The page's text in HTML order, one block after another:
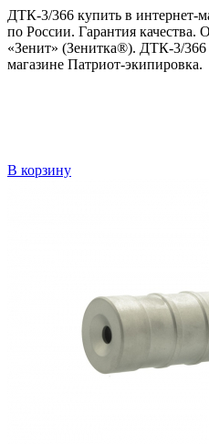
ДТК-3/366 купить в интернет-
по России. Гарантия
«Зенит» (Зенитка®). ДТК-3/366
магазине Патриот-экипировка.
В корзину